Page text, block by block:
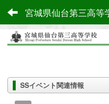
宮城県仙台第三高等
SSイベント関連情報